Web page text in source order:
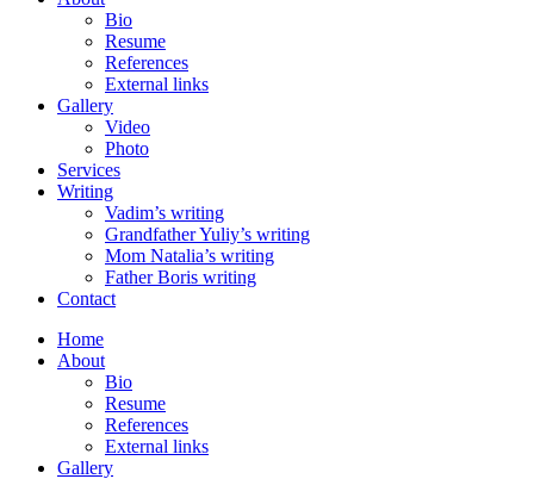
Bio
Resume
References
External links
Gallery
Video
Photo
Services
Writing
Vadim’s writing
Grandfather Yuliy’s writing
Mom Natalia’s writing
Father Boris writing
Contact
Home
About
Bio
Resume
References
External links
Gallery